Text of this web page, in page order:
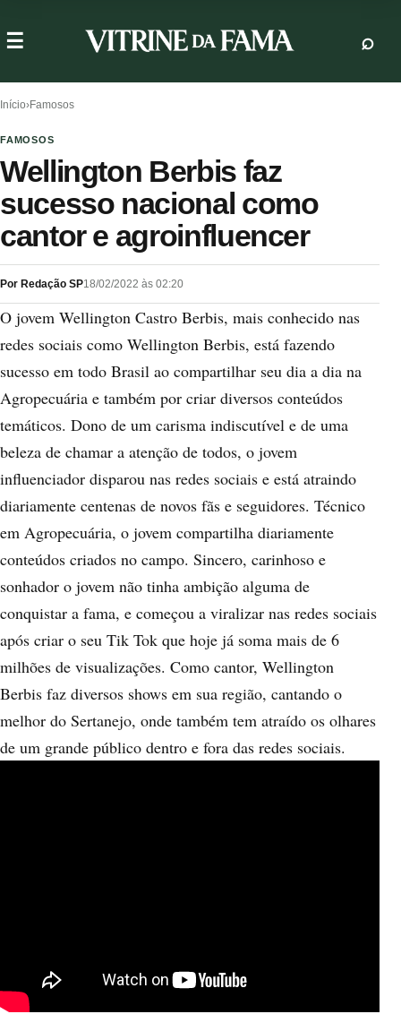
Início›Famosos
FAMOSOS
Wellington Berbis faz
sucesso nacional como
cantor e agroinfluencer
Por Redação SP18/02/2022 às 02:20
O jovem Wellington Castro Berbis, mais conhecido nas
redes sociais como Wellington Berbis, está fazendo
sucesso em todo Brasil ao compartilhar seu dia a dia na
Agropecuária e também por criar diversos conteúdos
temáticos. Dono de um carisma indiscutível e de uma
beleza de chamar a atenção de todos, o jovem
influenciador disparou nas redes sociais e está atraindo
diariamente centenas de novos fãs e seguidores. Técnico
em Agropecuária, o jovem compartilha diariamente
conteúdos criados no campo. Sincero, carinhoso e
sonhador o jovem não tinha ambição alguma de
conquistar a fama, e começou a viralizar nas redes sociais
após criar o seu Tik Tok que hoje já soma mais de 6
milhões de visualizações. Como cantor, Wellington
Berbis faz diversos shows em sua região, cantando o
melhor do Sertanejo, onde também tem atraído os olhares
de um grande público dentro e fora das redes sociais.